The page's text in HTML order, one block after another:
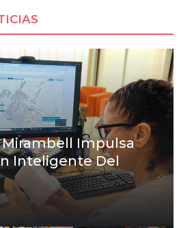
Impulsa
Inteligente Del